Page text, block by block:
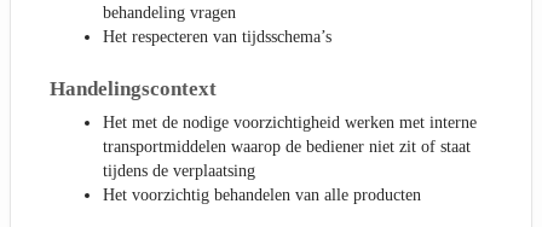
behandeling vragen
Het respecteren van tijdsschema’s
Handelingscontext
Het met de nodige voorzichtigheid werken met interne
transportmiddelen waarop de bediener niet zit of staat
tijdens de verplaatsing
Het voorzichtig behandelen van alle producten